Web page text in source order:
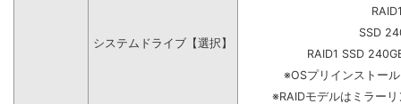
システムドライブ【選択】
SSD
RAID1 SSD
※OSプリインストー
※RAIDモデルはミラー